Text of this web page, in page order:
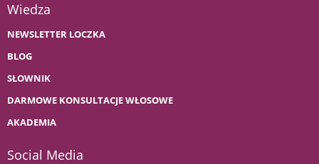
Wiedza
NEWSLETTER LOCZKA
BLOG
SŁOWNIK
DARMOWE KONSULTACJE WŁOSOWE
AKADEMIA
Social Media